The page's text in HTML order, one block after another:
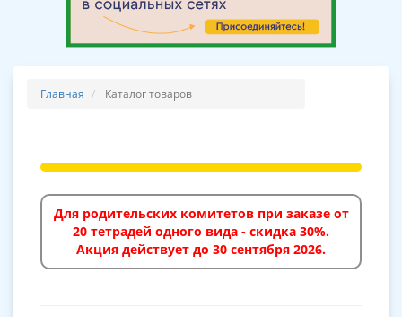
Главная Каталог товаров
Для родительских комитетов при заказе от
20 тетрадей одного вида - скидка 30%.
Акция действует до 30 сентября 2026.